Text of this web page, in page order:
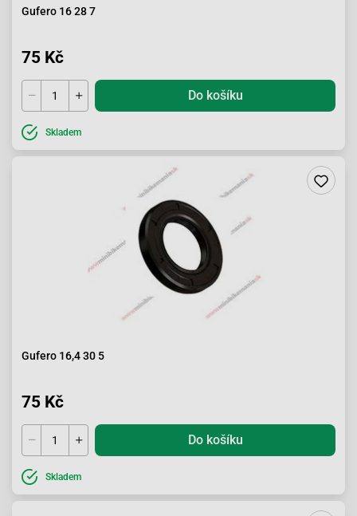
Gufero 16 28 7
75 Kč
Do košíku
Skladem
Gufero 16,4 30 5
75 Kč
Do košíku
Skladem